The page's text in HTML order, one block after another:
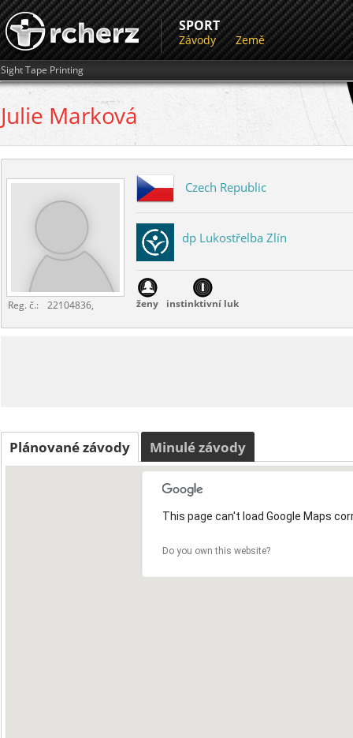
SPORT
Závody Země
Sight Tape Printing
Julie Marková
Reg. č.: 22104836,
Czech Republic
dp Lukostřelba Zlín
ženy instinktivní luk
Plánované závody Minulé závody
This page can't load Google Maps
Do you own this website?